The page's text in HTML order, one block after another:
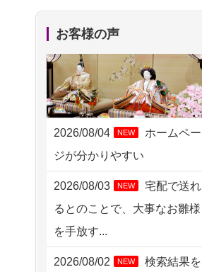
2026/08/05 15:07
東京都の方からお申込み
2026/08/05 11:33
神奈川の方からお申込み
2026/08/04 17:34
西亀有の方からお申込み
2026/08/04 15:40
千葉県の方からお申込み
2026/08/04 14:04
お客様の声
2026/08/04 NEW
ホームペー
ジが分かりやすい
2026/08/03 NEW
宅配で送れ
るとのことで、大事なお雛様
を手放す...
2026/08/02 NEW
検索結果を